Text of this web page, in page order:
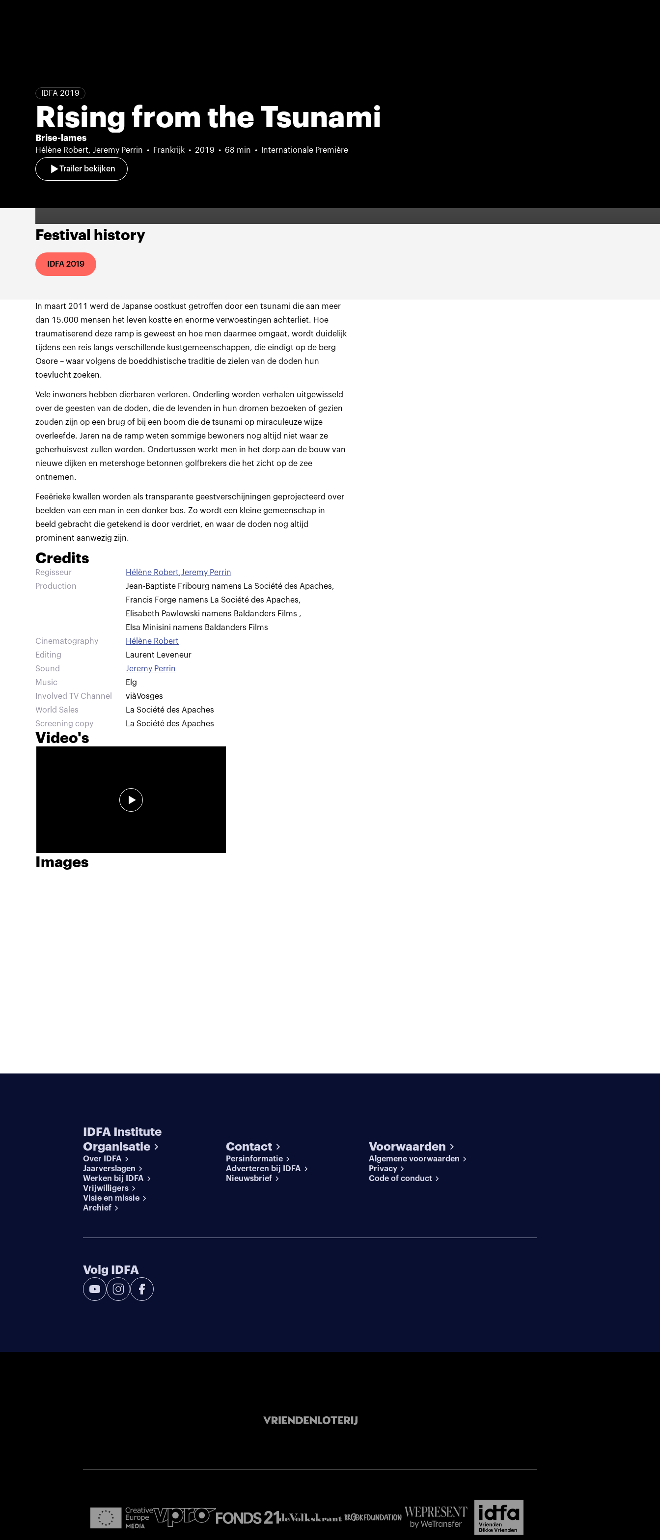
IDFA 2019
Rising from the Tsunami
Brise-lames
Hélène Robert, Jeremy Perrin Frankrijk 2019 68 min Internationale Première
Trailer bekijken
Festival history
IDFA 2019
In maart 2011 werd de Japanse oostkust getroffen door een tsunami die aan meer
dan 15.000 mensen het leven kostte en enorme verwoestingen achterliet. Hoe
traumatiserend deze ramp is geweest en hoe men daarmee omgaat, wordt duidelijk
tijdens een reis langs verschillende kustgemeenschappen, die eindigt op de berg
Osore – waar volgens de boeddhistische traditie de zielen van de doden hun
toevlucht zoeken.
Vele inwoners hebben dierbaren verloren. Onderling worden verhalen uitgewisseld
over de geesten van de doden, die de levenden in hun dromen bezoeken of gezien
zouden zijn op een brug of bij een boom die de tsunami op miraculeuze wijze
overleefde. Jaren na de ramp weten sommige bewoners nog altijd niet waar ze
geherhuisvest zullen worden. Ondertussen werkt men in het dorp aan de bouw van
nieuwe dijken en metershoge betonnen golfbrekers die het zicht op de zee
ontnemen.
Feeërieke kwallen worden als transparante geestverschijningen geprojecteerd over
beelden van een man in een donker bos. Zo wordt een kleine gemeenschap in
beeld gebracht die getekend is door verdriet, en waar de doden nog altijd
prominent aanwezig zijn.
Credits
Regisseur Hélène Robert,Jeremy Perrin
Production
Jean-Baptiste Fribourg namens La Société des Apaches,
Francis Forge namens La Société des Apaches,
Elisabeth Pawlowski namens Baldanders Films ,
Elsa Minisini namens Baldanders Films
Cinematography
Hélène Robert
Editing
Laurent Leveneur
Sound
Jeremy Perrin
Music
Elg
Involved TV Channel
viàVosges
World Sales
La Société des Apaches
Screening copy
La Société des Apaches
Video's
Images
IDFA Institute
Organisatie
Over IDFA
Jaarverslagen
Werken bij IDFA
Vrijwilligers
Visie en missie
Archief
Contact
Persinformatie
Adverteren bij IDFA
Nieuwsbrief
Voorwaarden
Algemene voorwaarden
Privacy
Code of conduct
Volg IDFA